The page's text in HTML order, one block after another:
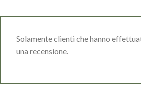
Solamente clienti che hanno
una recensione.